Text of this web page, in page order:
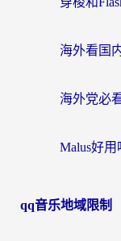
qq音乐地域限制